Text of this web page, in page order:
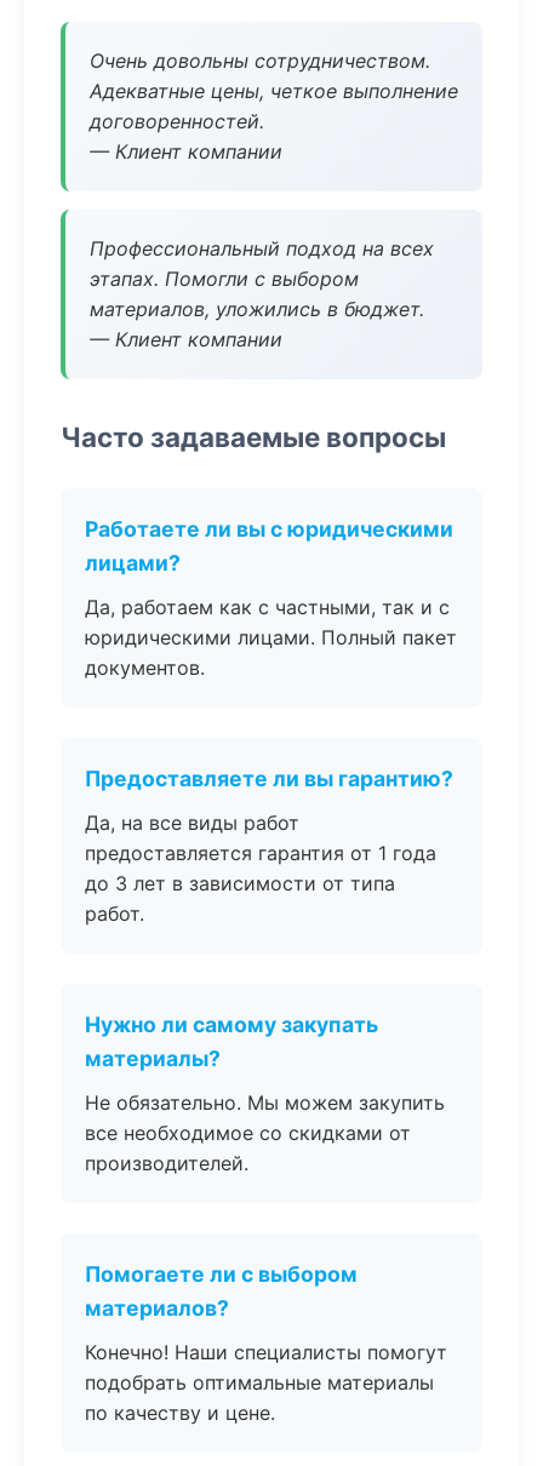
Очень довольны сотрудничеством.
Адекватные цены, четкое выполнение
договоренностей.
— Клиент компании
Профессиональный подход на всех
этапах. Помогли с выбором
материалов, уложились в бюджет.
— Клиент компании
Часто задаваемые вопросы
Работаете ли вы с юридическими
лицами?
Да, работаем как с частными, так и с
юридическими лицами. Полный пакет
документов.
Предоставляете ли вы гарантию?
Да, на все виды работ
предоставляется гарантия от 1 года
до 3 лет в зависимости от типа
работ.
Нужно ли самому закупать
материалы?
Не обязательно. Мы можем закупить
все необходимое со скидками от
производителей.
Помогаете ли с выбором
материалов?
Конечно! Наши специалисты помогут
подобрать оптимальные материалы
по качеству и цене.